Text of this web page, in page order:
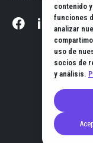
© EL HUB DE
contenido
funciones
analizar
uso de
socios de
y análisis.